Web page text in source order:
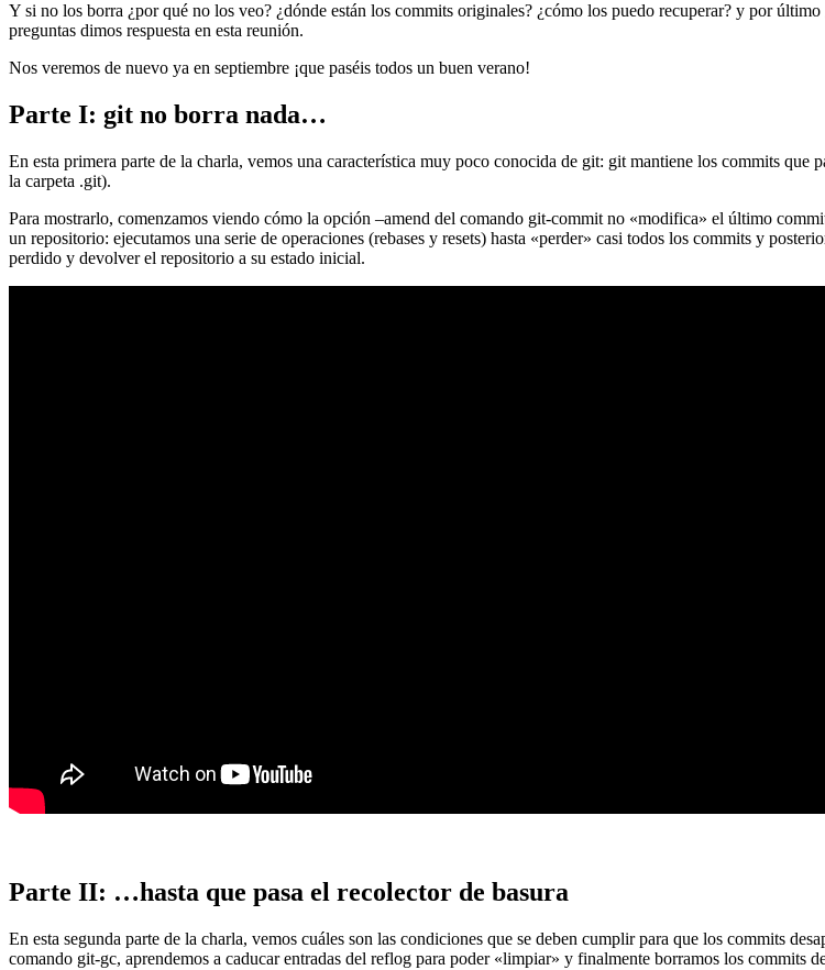
Y si no los borra ¿por qué no los veo? ¿dónde están los commits originales? ¿cómo los puedo recuperar? y por
preguntas dimos respuesta en esta reunión.
Nos veremos de nuevo ya en septiembre ¡que paséis todos un buen verano!
Parte I: git no borra nada…
En esta primera parte de la charla, vemos una característica muy poco conocida de git: git mantiene los commits que
la carpeta .git).
Para mostrarlo, comenzamos viendo cómo la opción –amend del comando git-commit no «modifica» el último
un repositorio: ejecutamos una serie de operaciones (rebases y resets) hasta «perder» casi todos los commits y
perdido y devolver el repositorio a su estado inicial.
Parte II: …hasta que pasa el recolector de basura
En esta segunda parte de la charla, vemos cuáles son las condiciones que se deben cumplir para que los commits
comando git-gc, aprendemos a caducar entradas del reflog para poder «limpiar» y finalmente borramos los commits